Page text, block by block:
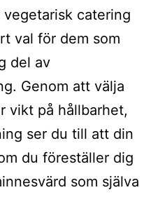
catering
val för dem som
del av
Genom att välja
vikt på hållbarhet,
ser du till att din
du föreställer dig
som själva